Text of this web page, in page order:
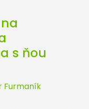
s ňou
Furmaník